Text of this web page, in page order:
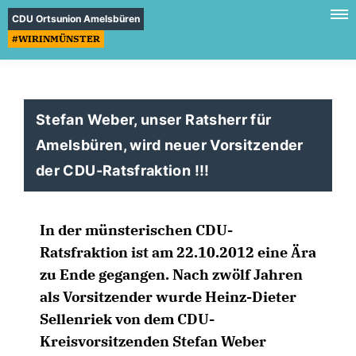
CDU Ortsunion Amelsbüren
#WIRINMÜNSTER
Stefan Weber, unser Ratsherr für
Amelsbüren, wird neuer Vorsitzender
der CDU-Ratsfraktion !!!
In der münsterischen CDU-
Ratsfraktion ist am 22.10.2012 eine Ära
zu Ende gegangen. Nach zwölf Jahren
als Vorsitzender wurde Heinz-Dieter
Sellenriek von dem CDU-
Kreisvorsitzenden Stefan Weber